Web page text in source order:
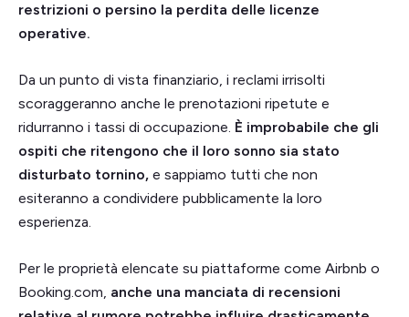
restrizioni o persino la perdita delle licenze
operative.
Da un punto di vista finanziario, i reclami irrisolti
scoraggeranno anche le prenotazioni ripetute e
ridurranno i tassi di occupazione. È improbabile che gli
ospiti che ritengono che il loro sonno sia stato
disturbato tornino, e sappiamo tutti che non
esiteranno a condividere pubblicamente la loro
esperienza.
Per le proprietà elencate su piattaforme come Airbnb o
Booking.com, anche una manciata di recensioni